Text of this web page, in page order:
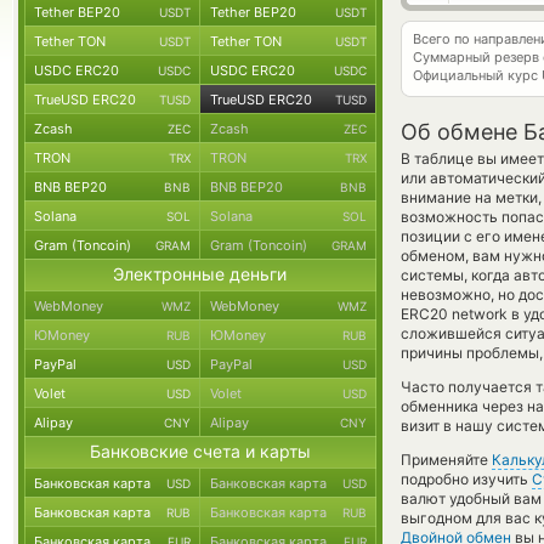
Всего по
Суммарный резерв
Официальный курс
Об обмене
В таблице вы
или
внимание на
возможность
позиции с его
обменом, вам
системы, когда
невозможно, но
ERC20 network в
сложившейся
причины
Часто получается
обменника через
визит в нашу
Применяйте
подробно изучить
валют удобный
выгодном для вас
Двойной обмен вы
Tether BEP20 USDT Tether BEP20 USDT
Tether TON USDT Tether TON USDT
USDC ERC20 USDC USDC ERC20 USDC
TrueUSD ERC20 TUSD TrueUSD ERC20 TUSD
Zcash ZEC Zcash ZEC
TRON TRX TRON TRX
BNB BEP20 BNB BNB BEP20 BNB
Solana SOL Solana SOL
Gram (Toncoin) GRAM Gram (Toncoin) GRAM
Электронные деньги
WebMoney WMZ WebMoney WMZ
ЮMoney RUB ЮMoney RUB
PayPal USD PayPal USD
Volet USD Volet USD
Alipay CNY Alipay CNY
Банковские счета и карты
Банковская карта USD Банковская карта USD
Банковская карта RUB Банковская карта RUB